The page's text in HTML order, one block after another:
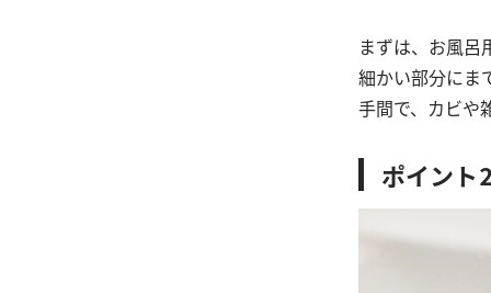
まずは、お風呂
細かい部分にま
手間で、カビや
ポイント